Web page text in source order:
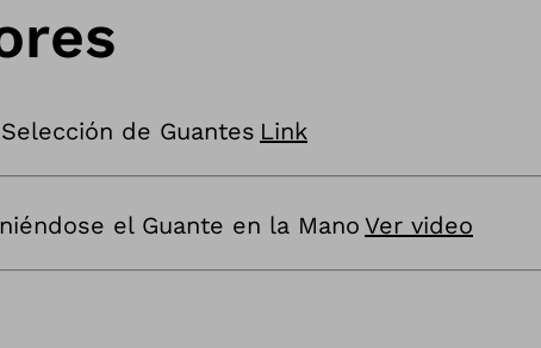
de Guantes Link
el Guante en la Mano Ver video